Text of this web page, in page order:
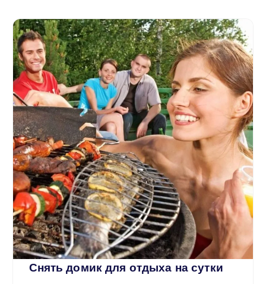
Снять домик для отдыха на сутки